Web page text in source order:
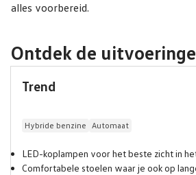
alles voorbereid.
Ontdek de
Trend
Hybride benzine Automaat
LED-koplampen voor het beste zicht in
Comfortabele stoelen waar je ook op